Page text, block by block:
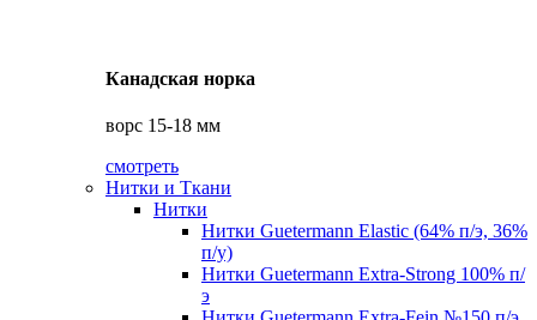
Канадская норка
ворс 15-18 мм
смотреть
Нитки и Ткани
Нитки
Нитки Guetermann Elastic (64% п/э, 36%
п/у)
Нитки Guetermann Extra-Strong 100% п/
э